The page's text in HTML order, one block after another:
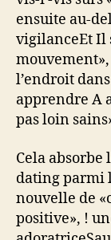
ensuite au-
vigilanceEt Il
l’endroit
apprendre A
pas loin
Cela
dating parmi
nouvelle de
positive», !